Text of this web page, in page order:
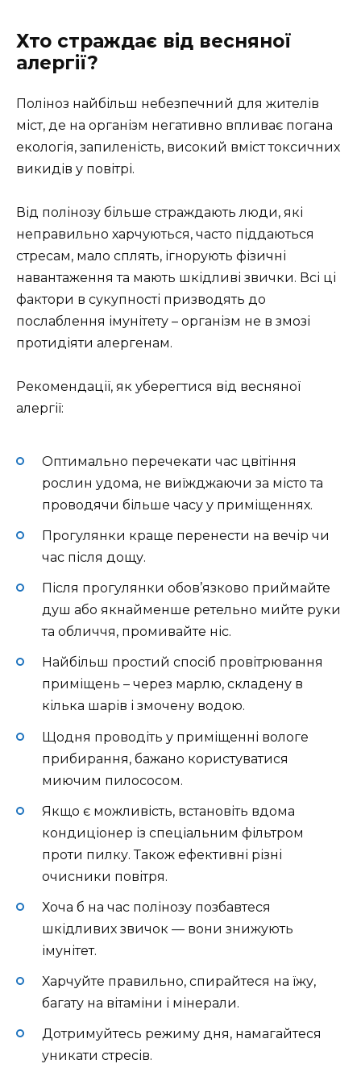
Хто страждає від весняної
алергії?
Поліноз найбільш небезпечний для жителів
міст, де на організм негативно впливає погана
екологія, запиленість, високий вміст токсичних
викидів у повітрі.
Від полінозу більше страждають люди, які
неправильно харчуються, часто піддаються
стресам, мало сплять, ігнорують фізичні
навантаження та мають шкідливі звички. Всі ці
фактори в сукупності призводять до
послаблення імунітету – організм не в змозі
протидіяти алергенам.
Рекомендації, як уберегтися від весняної
алергії:
Оптимально перечекати час цвітіння
рослин удома, не виїжджаючи за місто та
проводячи більше часу у приміщеннях.
Прогулянки краще перенести на вечір чи
час після дощу.
Після прогулянки обов’язково приймайте
душ або якнайменше ретельно мийте руки
та обличчя, промивайте ніс.
Найбільш простий спосіб провітрювання
приміщень – через марлю, складену в
кілька шарів і змочену водою.
Щодня проводіть у приміщенні вологе
прибирання, бажано користуватися
миючим пилососом.
Якщо є можливість, встановіть вдома
кондиціонер із спеціальним фільтром
проти пилку. Також ефективні різні
очисники повітря.
Хоча б на час полінозу позбавтеся
шкідливих звичок — вони знижують
імунітет.
Харчуйте правильно, спирайтеся на їжу,
багату на вітаміни і мінерали.
Дотримуйтесь режиму дня, намагайтеся
уникати стресів.